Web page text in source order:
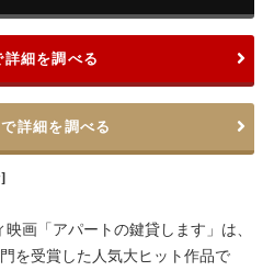
詳細を調べる
詳細を調べる
画「アパートの鍵貸します」は、
を受賞した人気大ヒット作品で